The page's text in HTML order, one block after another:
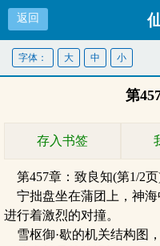
返回
字体： 大 中 小
第
存入书签
第457章：致良知(第1/2
宁拙盘坐在蒲团上，神海
进行着激烈的对撞。
雪枢御·歇的机关结构图